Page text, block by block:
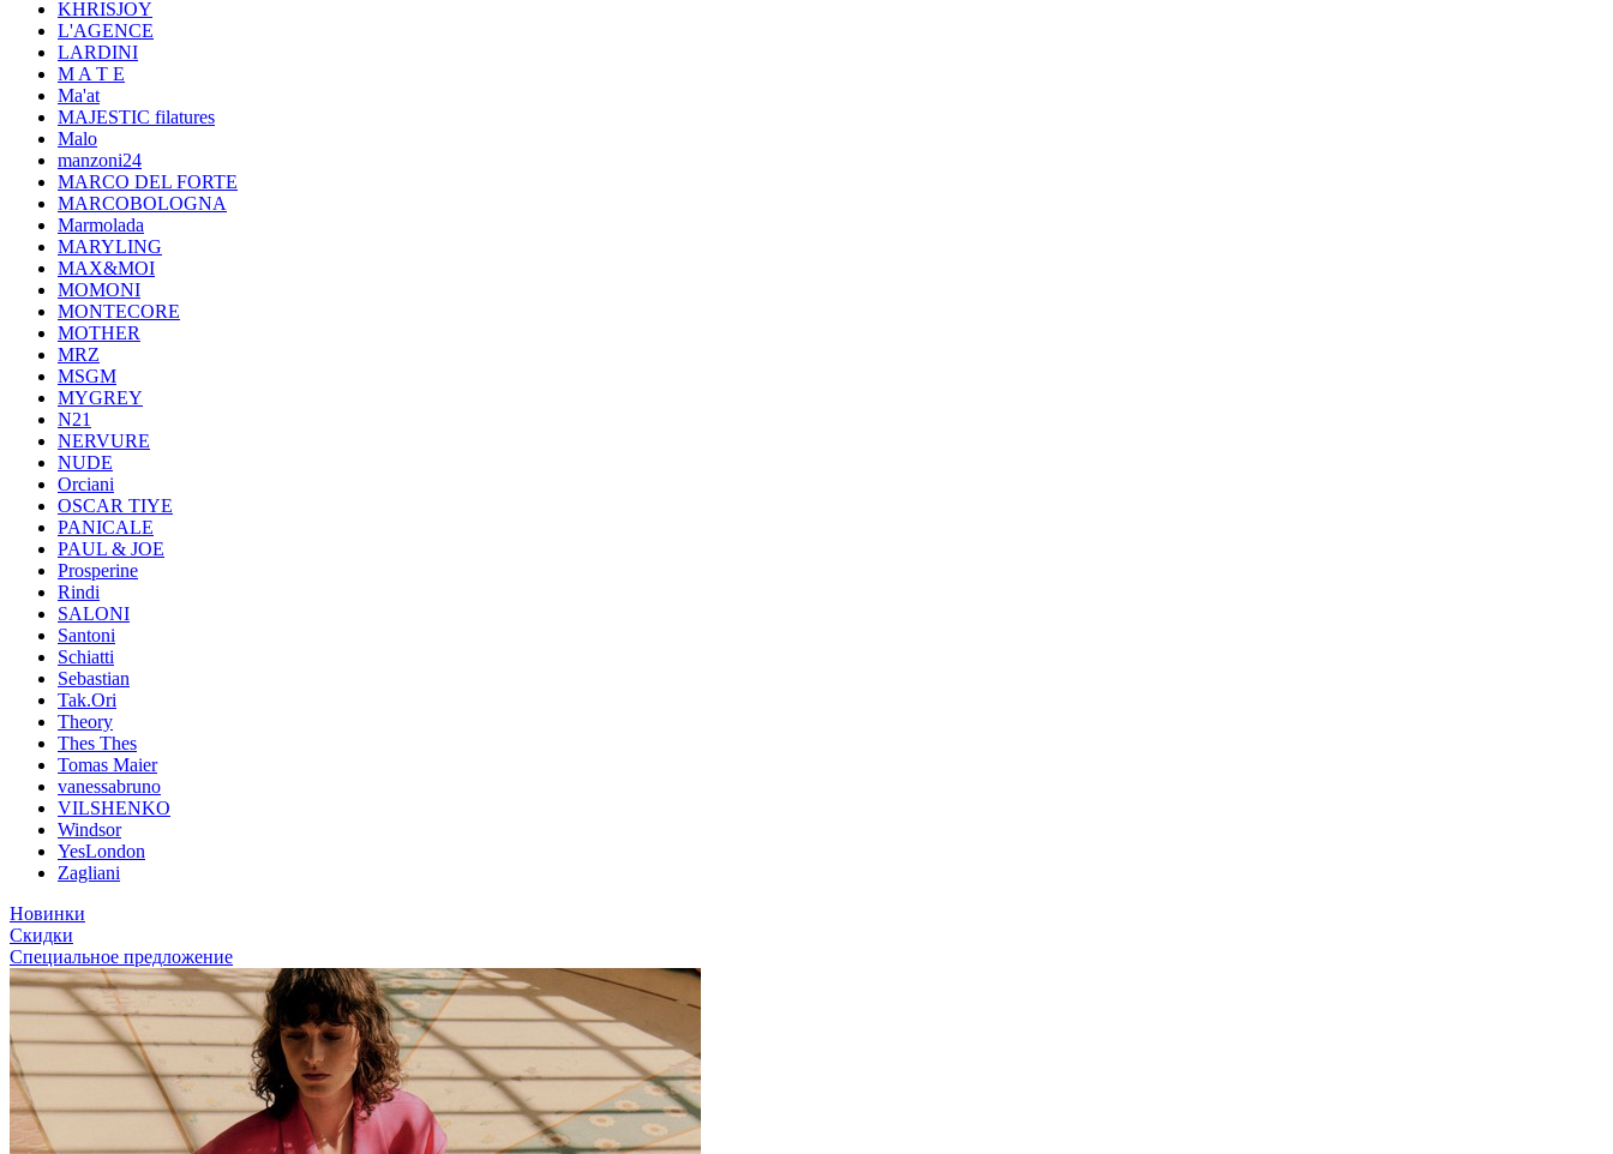
KHRISJOY
L'AGENCE
LARDINI
M A T E
Ma'at
MAJESTIC filatures
Malo
manzoni24
MARCO DEL FORTE
MARCOBOLOGNA
Marmolada
MARYLING
MAX&MOI
MOMONI
MONTECORE
MOTHER
MRZ
MSGM
MYGREY
N21
NERVURE
NUDE
Orciani
OSCAR TIYE
PANICALE
PAUL & JOE
Prosperine
Rindi
SALONI
Santoni
Schiatti
Sebastian
Tak.Ori
Theory
Thes Thes
Tomas Maier
vanessabruno
VILSHENKO
Windsor
YesLondon
Zagliani
Новинки
Скидки
Специальное предложение